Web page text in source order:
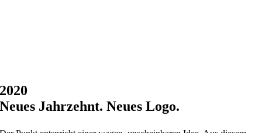
2020
Neues Jahrzehnt. Neues Logo.